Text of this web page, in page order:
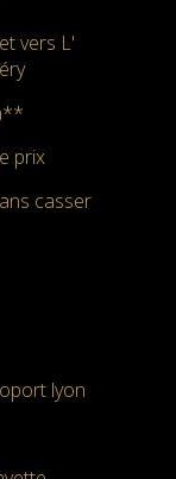
vers L'
prix
casser
lyon